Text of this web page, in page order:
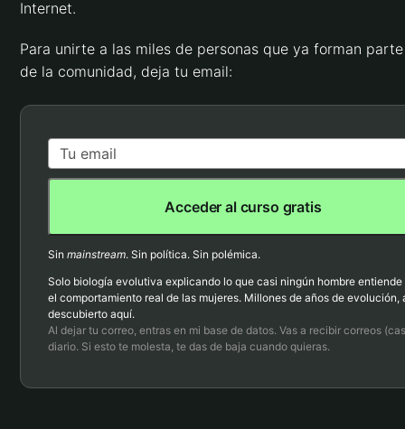
Internet.
Para unirte a las miles de personas que ya forman parte
de la comunidad, deja tu email:
Acceder al curso gratis
Sin mainstream. Sin política. Sin polémica.
Solo biología evolutiva explicando lo que casi ningún hombre entiende
el comportamiento real de las mujeres. Millones de años de evolución,
descubierto aquí.
Al dejar tu correo, entras en mi base de datos. Vas a recibir correos
diario. Si esto te molesta, te das de baja cuando quieras.